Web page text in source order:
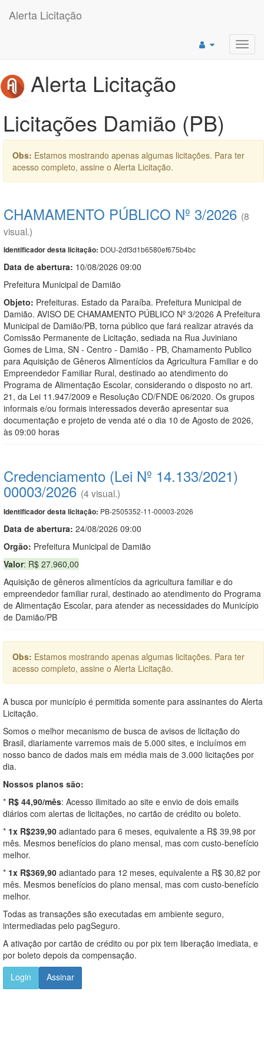
Alerta Licitação
Alerta Licitação
Licitações Damião (PB)
Obs: Estamos mostrando apenas algumas licitações. Para ter
acesso completo, assine o Alerta Licitação.
CHAMAMENTO PÚBLICO Nº 3/2026 (8
visual.)
Identificador desta licitação: DOU-2df3d1b6580ef675b4bc
Data de abertura: 10/08/2026 09:00
Prefeitura Municipal de Damião
Objeto: Prefeituras. Estado da Paraíba. Prefeitura Municipal de
Damião. AVISO DE CHAMAMENTO PÚBLICO Nº 3/2026 A Prefeitura
Municipal de Damião/PB, torna público que fará realizar através da
Comissão Permanente de Licitação, sediada na Rua Juviniano
Gomes de Lima, SN - Centro - Damião - PB, Chamamento Publico
para Aquisição de Gêneros Alimentícios da Agricultura Familiar e do
Empreendedor Familiar Rural, destinado ao atendimento do
Programa de Alimentação Escolar, considerando o disposto no art.
21, da Lei 11.947/2009 e Resolução CD/FNDE 06/2020. Os grupos
informais e/ou formais interessados deverão apresentar sua
documentação e projeto de venda até o dia 10 de Agosto de 2026,
às 09:00 horas
Credenciamento (Lei Nº 14.133/2021)
00003/2026 (4 visual.)
Identificador desta licitação: PB-2505352-11-00003-2026
Data de abertura: 24/08/2026 09:00
Orgão: Prefeitura Municipal de Damião
Valor: R$ 27.960,00
Aquisição de gêneros alimentícios da agricultura familiar e do
empreendedor familiar rural, destinado ao atendimento do Programa
de Alimentação Escolar, para atender as necessidades do Município
de Damião/PB
Obs: Estamos mostrando apenas algumas licitações. Para ter
acesso completo, assine o Alerta Licitação.
A busca por município é permitida somente para assinantes do Alerta
Licitação.
Somos o melhor mecanismo de busca de avisos de licitação do
Brasil, diariamente varremos mais de 5.000 sites, e incluímos em
nosso banco de dados mais em média mais de 3.000 licitações por
dia.
Nossos planos são:
* R$ 44,90/mês: Acesso ilimitado ao site e envio de dois emails
diários com alertas de licitações, no cartão de crédito ou boleto.
* 1x R$239,90 adiantado para 6 meses, equivalente a R$ 39,98 por
mês. Mesmos benefícios do plano mensal, mas com custo-benefício
melhor.
* 1x R$369,90 adiantado para 12 meses, equivalente a R$ 30,82 por
mês. Mesmos benefícios do plano mensal, mas com custo-benefício
melhor.
Todas as transações são executadas em ambiente seguro,
intermediadas pelo pagSeguro.
A ativação por cartão de crédito ou por pix tem liberação imediata, e
por boleto depois da compensação.
Login
Assinar